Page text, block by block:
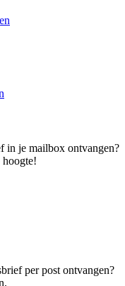
in je mailbox ontvangen?
per post ontvangen?